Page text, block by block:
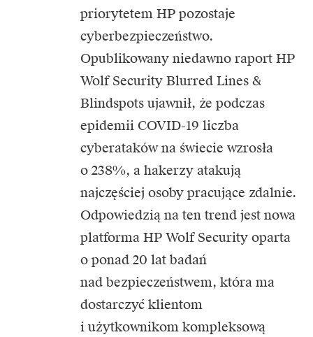
priorytetem HP pozostaje
cyberbezpieczeństwo.
Opublikowany niedawno raport HP
Wolf Security Blurred Lines &
Blindspots ujawnił, że podczas
epidemii COVID-19 liczba
cyberataków na świecie wzrosła
o 238%, a hakerzy atakują
najczęściej osoby pracujące zdalnie.
Odpowiedzią na ten trend jest nowa
platforma HP Wolf Security oparta
o ponad 20 lat badań
nad bezpieczeństwem, która ma
dostarczyć klientom
i użytkownikom kompleksową